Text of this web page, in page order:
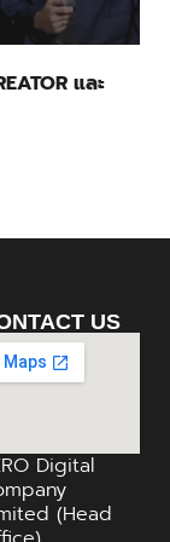
และ
US
Digital
(Head